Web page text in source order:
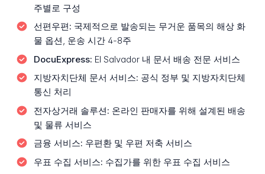
주별로 구성
선편우편: 국제적으로 발송되는 무거운 품목의 해상 화
물 옵션, 운송 시간 4-8주
DocuExpress: El Salvador 내 문서 배송 전문 서비스
지방자치단체 문서 서비스: 공식 정부 및 지방자치단체
통신 처리
전자상거래 솔루션: 온라인 판매자를 위해 설계된 배송
및 물류 서비스
금융 서비스: 우편환 및 우편 저축 서비스
우표 수집 서비스: 수집가를 위한 우표 수집 서비스